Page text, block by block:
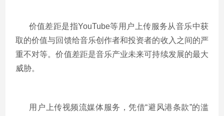
价值差距是指YouTube等用户上传服务从音乐中获
取的价值与回馈给音乐创作者和投资者的收入之间的严
重不对等。价值差距是音乐产业未来可持续发展的最大
威胁。
用户上传视频流媒体服务，凭借“避风港条款”的滥